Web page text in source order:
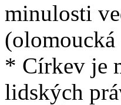
minulosti
(olomoucká
* Církev je
lidských